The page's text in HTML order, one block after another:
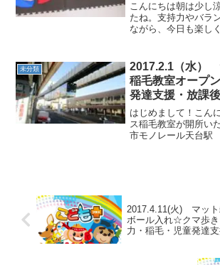
こんにちは朝は少し
たね。支持力やバラ
ながら、今日も楽し
★ウジガエル渡りみ
できました！ ★カー
未分類
2017.2.1（水）
稲毛教室オープ
発達支援・放課
育
はじめまして！こん
ス稲毛教室が開所い
市モノレール天台駅
2017.4.11(火) マッ
ボール入れ☆クマ歩
力・稲毛・児童発達